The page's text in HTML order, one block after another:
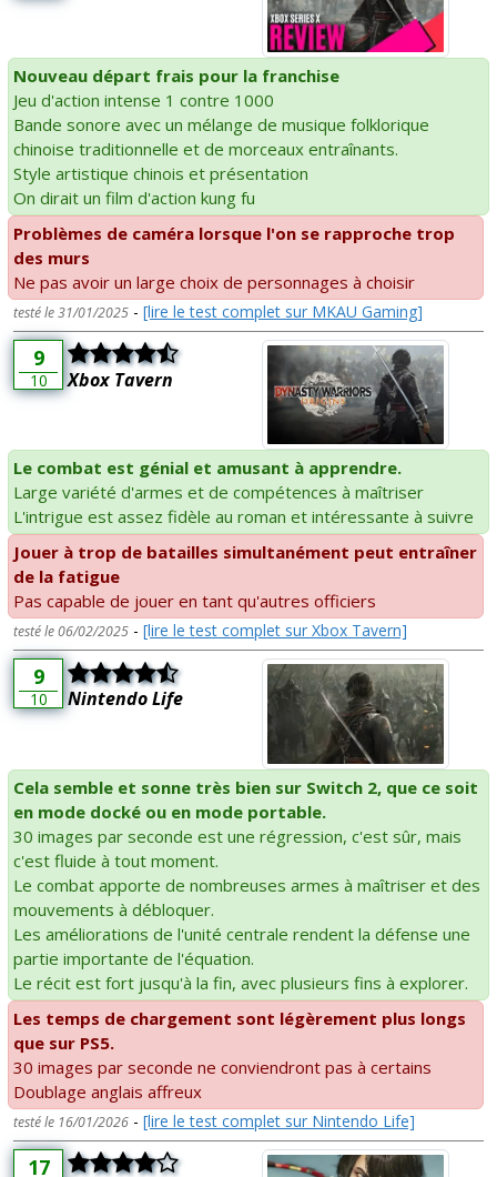
Nouveau départ frais pour la franchise
Jeu d'action intense 1 contre 1000
Bande sonore avec un mélange de musique folklorique
chinoise traditionnelle et de morceaux entraînants.
Style artistique chinois et présentation
On dirait un film d'action kung fu
Problèmes de caméra lorsque l'on se rapproche trop
des murs
Ne pas avoir un large choix de personnages à choisir
testé le 31/01/2025 - [lire le test complet sur MKAU Gaming]
9
10 Xbox Tavern
Le combat est génial et amusant à apprendre.
Large variété d'armes et de compétences à maîtriser
L'intrigue est assez fidèle au roman et intéressante à suivre
Jouer à trop de batailles simultanément peut entraîner
de la fatigue
Pas capable de jouer en tant qu'autres officiers
testé le 06/02/2025 - [lire le test complet sur Xbox Tavern]
9
10 Nintendo Life
Cela semble et sonne très bien sur Switch 2, que ce soit
en mode docké ou en mode portable.
30 images par seconde est une régression, c'est sûr, mais
c'est fluide à tout moment.
Le combat apporte de nombreuses armes à maîtriser et des
mouvements à débloquer.
Les améliorations de l'unité centrale rendent la défense une
partie importante de l'équation.
Le récit est fort jusqu'à la fin, avec plusieurs fins à explorer.
Les temps de chargement sont légèrement plus longs
que sur PS5.
30 images par seconde ne conviendront pas à certains
Doublage anglais affreux
testé le 16/01/2026 - [lire le test complet sur Nintendo Life]
17